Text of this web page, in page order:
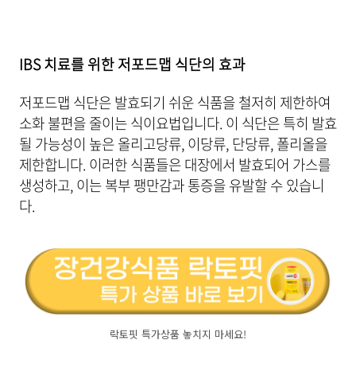
IBS 치료를 위한 저포드맵 식단의 효과
저포드맵 식단은 발효되기 쉬운 식품을 철저히 제한하여
소화 불편을 줄이는 식이요법입니다. 이 식단은 특히 발효
될 가능성이 높은 올리고당류, 이당류, 단당류, 폴리올을
제한합니다. 이러한 식품들은 대장에서 발효되어 가스를
생성하고, 이는 복부 팽만감과 통증을 유발할 수 있습니
다.
락토핏 특가상품 놓치지 마세요!